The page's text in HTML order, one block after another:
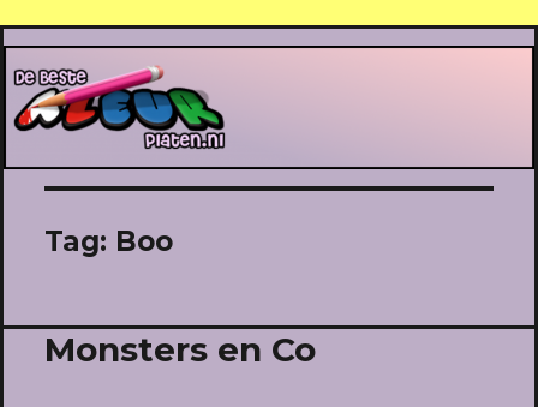
De Beste Kleurplaten
Tag: Boo
Monsters en Co